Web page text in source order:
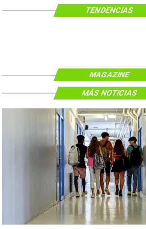
TENDENCIAS
MAGAZINE
MÁS NOTICIAS